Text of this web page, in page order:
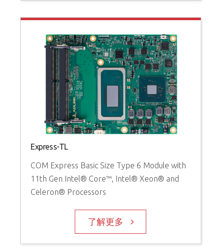
Express-TL
COM Express Basic Size Type 6 Module with
11th Gen Intel® Core™, Intel® Xeon® and
Celeron® Processors
了解更多